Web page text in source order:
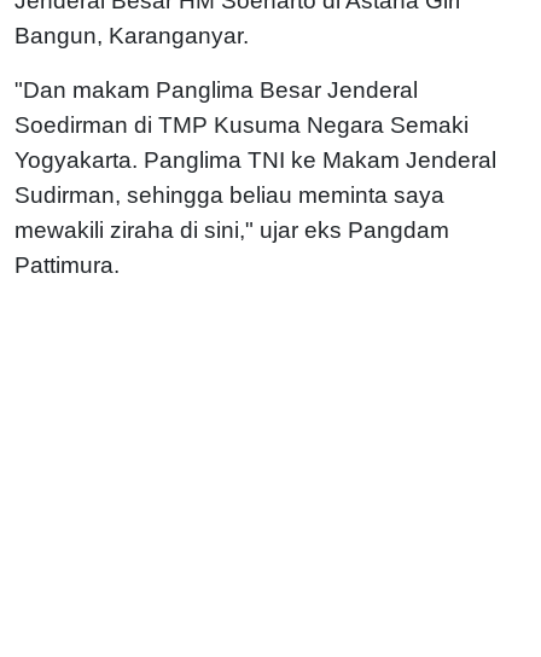
Bangun, Karanganyar.
"Dan makam Panglima Besar Jenderal
Soedirman di TMP Kusuma Negara Semaki
Yogyakarta. Panglima TNI ke Makam Jenderal
Sudirman, sehingga beliau meminta saya
mewakili ziraha di sini," ujar eks Pangdam
Pattimura.